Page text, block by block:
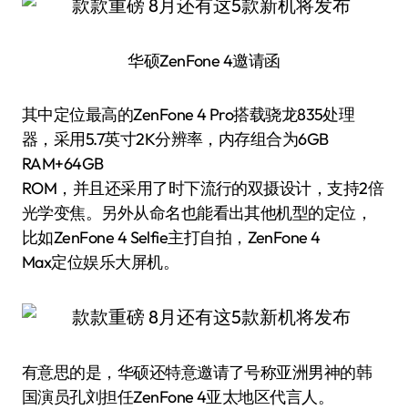
华硕ZenFone 4邀请函
其中定位最高的ZenFone 4 Pro搭载骁龙835处理
器，采用5.7英寸2K分辨率，内存组合为6GB
RAM+64GB
ROM，并且还采用了时下流行的双摄设计，支持2倍
光学变焦。另外从命名也能看出其他机型的定位，
比如ZenFone 4 Selfie主打自拍，ZenFone 4
Max定位娱乐大屏机。
有意思的是，华硕还特意邀请了号称亚洲男神的韩
国演员孔刘担任ZenFone 4亚太地区代言人。